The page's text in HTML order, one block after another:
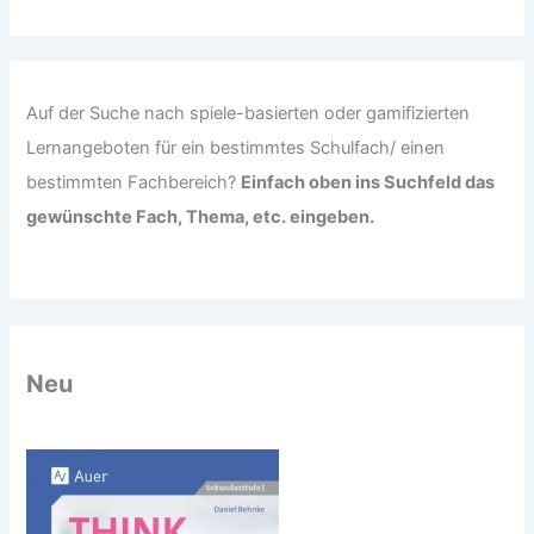
Auf der Suche nach spiele-basierten oder gamifizierten
Lernangeboten für ein bestimmtes Schulfach/ einen
bestimmten Fachbereich? Einfach oben ins Suchfeld das
gewünschte Fach, Thema, etc. eingeben.
Neu